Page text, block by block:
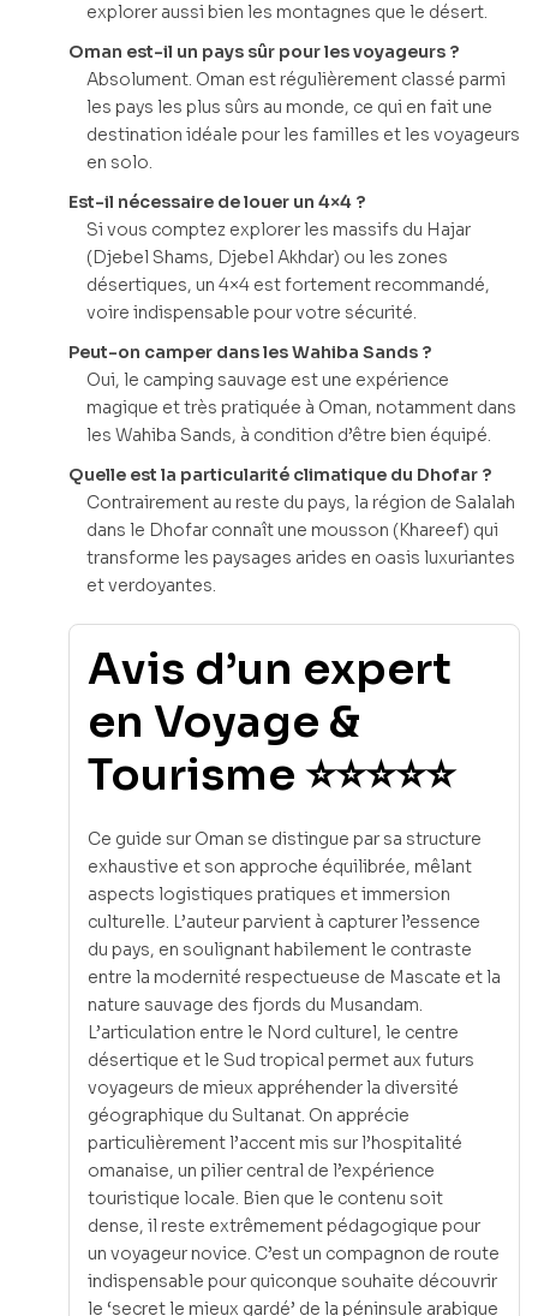
explorer aussi bien les montagnes que le désert.
Oman est-il un pays sûr pour les voyageurs ?
Absolument. Oman est régulièrement classé parmi
les pays les plus sûrs au monde, ce qui en fait une
destination idéale pour les familles et les voyageurs
en solo.
Est-il nécessaire de louer un 4×4 ?
Si vous comptez explorer les massifs du Hajar
(Djebel Shams, Djebel Akhdar) ou les zones
désertiques, un 4×4 est fortement recommandé,
voire indispensable pour votre sécurité.
Peut-on camper dans les Wahiba Sands ?
Oui, le camping sauvage est une expérience
magique et très pratiquée à Oman, notamment dans
les Wahiba Sands, à condition d’être bien équipé.
Quelle est la particularité climatique du Dhofar ?
Contrairement au reste du pays, la région de Salalah
dans le Dhofar connaît une mousson (Khareef) qui
transforme les paysages arides en oasis luxuriantes
et verdoyantes.
Avis d’un expert
en Voyage &
Tourisme ⭐⭐⭐⭐⭐
Ce guide sur Oman se distingue par sa structure
exhaustive et son approche équilibrée, mêlant
aspects logistiques pratiques et immersion
culturelle. L’auteur parvient à capturer l’essence
du pays, en soulignant habilement le contraste
entre la modernité respectueuse de Mascate et la
nature sauvage des fjords du Musandam.
L’articulation entre le Nord culturel, le centre
désertique et le Sud tropical permet aux futurs
voyageurs de mieux appréhender la diversité
géographique du Sultanat. On apprécie
particulièrement l’accent mis sur l’hospitalité
omanaise, un pilier central de l’expérience
touristique locale. Bien que le contenu soit
dense, il reste extrêmement pédagogique pour
un voyageur novice. C’est un compagnon de route
indispensable pour quiconque souhaite découvrir
le ‘secret le mieux gardé’ de la péninsule arabique